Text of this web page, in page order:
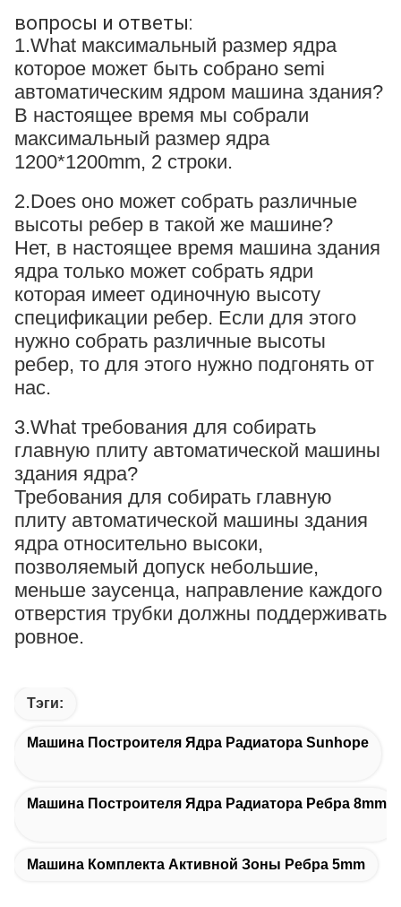
вопросы и ответы:
1.What максимальный размер ядра
которое может быть собрано semi
автоматическим ядром машина здания?
В настоящее время мы собрали
максимальный размер ядра
1200*1200mm, 2 строки.
2.Does оно может собрать различные
высоты ребер в такой же машине?
Нет, в настоящее время машина здания
ядра только может собрать ядри
которая имеет одиночную высоту
спецификации ребер. Если для этого
нужно собрать различные высоты
ребер, то для этого нужно подгонять от
нас.
3.What требования для собирать
главную плиту автоматической машины
здания ядра?
Требования для собирать главную
плиту автоматической машины здания
ядра относительно высоки,
позволяемый допуск небольшие,
меньше заусенца, направление каждого
отверстия трубки должны поддерживать
ровное.
Тэги:
Машина Построителя Ядра Радиатора Sunhope
Машина Построителя Ядра Радиатора Ребра 8mm
Машина Комплекта Активной Зоны Ребра 5mm